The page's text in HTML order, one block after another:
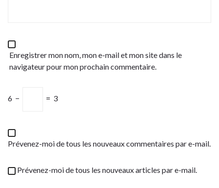
Enregistrer mon nom, mon e-mail et mon site dans le
navigateur pour mon prochain commentaire.
6 − = 3
Prévenez-moi de tous les nouveaux commentaires par e-mail.
Prévenez-moi de tous les nouveaux articles par e-mail.